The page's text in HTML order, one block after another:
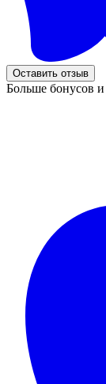
Оставить отзыв
Больше бонусов